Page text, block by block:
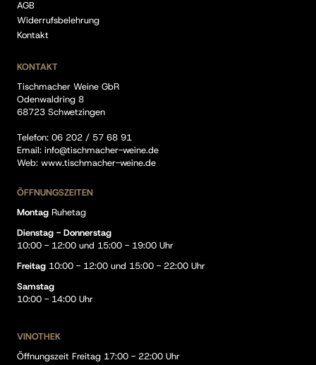
AGB
Widerrufsbelehrung
Kontakt
KONTAKT
Tischmacher Weine GbR
Odenwaldring 8
68723 Schwetzingen
Telefon: 06 202 / 57 68 91
Email: info@tischmacher-weine.de
Web: www.tischmacher-weine.de
ÖFFNUNGSZEITEN
Montag Ruhetag
Dienstag - Donnerstag
10:00 - 12:00 und 15:00 - 19:00 Uhr
Freitag 10:00 - 12:00 und 15:00 - 22:00 Uhr
Samstag
10:00 - 14:00 Uhr
VINOTHEK
Öffnungszeit Freitag 17:00 - 22:00 Uhr